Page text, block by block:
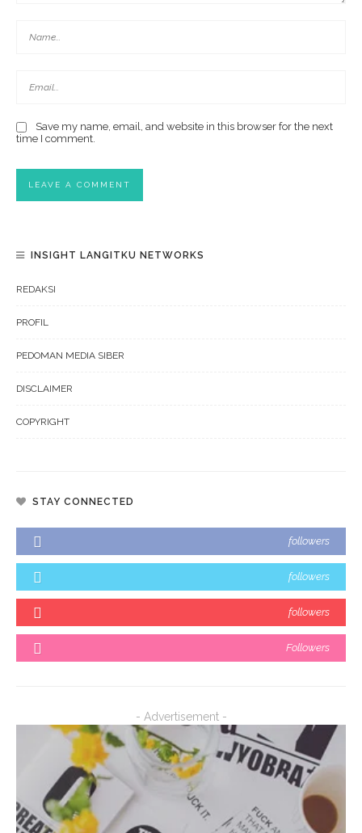
Save my name, email, and website in this browser for the next
time I comment.
INSIGHT LANGITKU NETWORKS
REDAKSI
PROFIL
PEDOMAN MEDIA SIBER
DISCLAIMER
COPYRIGHT
STAY CONNECTED
followers
followers
followers
Followers
- Advertisement -